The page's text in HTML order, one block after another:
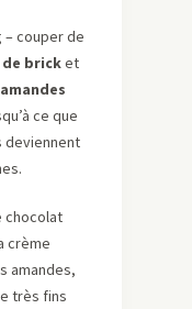
couper de
bricket
amandes
ce que
deviennent
chocolat
crème
amandes,
très fins